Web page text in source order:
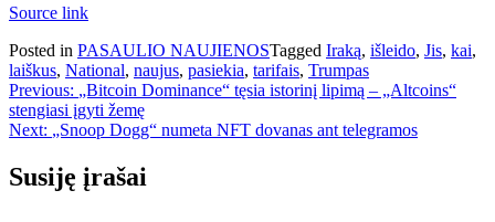
Source link
Posted in PASAULIO NAUJIENOSTagged Iraką, išleido, Jis, kai,
laiškus, National, naujus, pasiekia, tarifais, Trumpas
Navigacija
tarp
Previous: „Bitcoin Dominance“ tęsia istorinį lipimą – „Altcoins“
stengiasi įgyti žemę
Next: „Snoop Dogg“ numeta NFT dovanas ant telegramos
Susiję įrašai